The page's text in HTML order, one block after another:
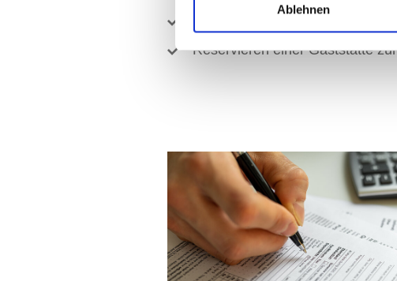
Ablehnen
Reservieren einer Gaststätte